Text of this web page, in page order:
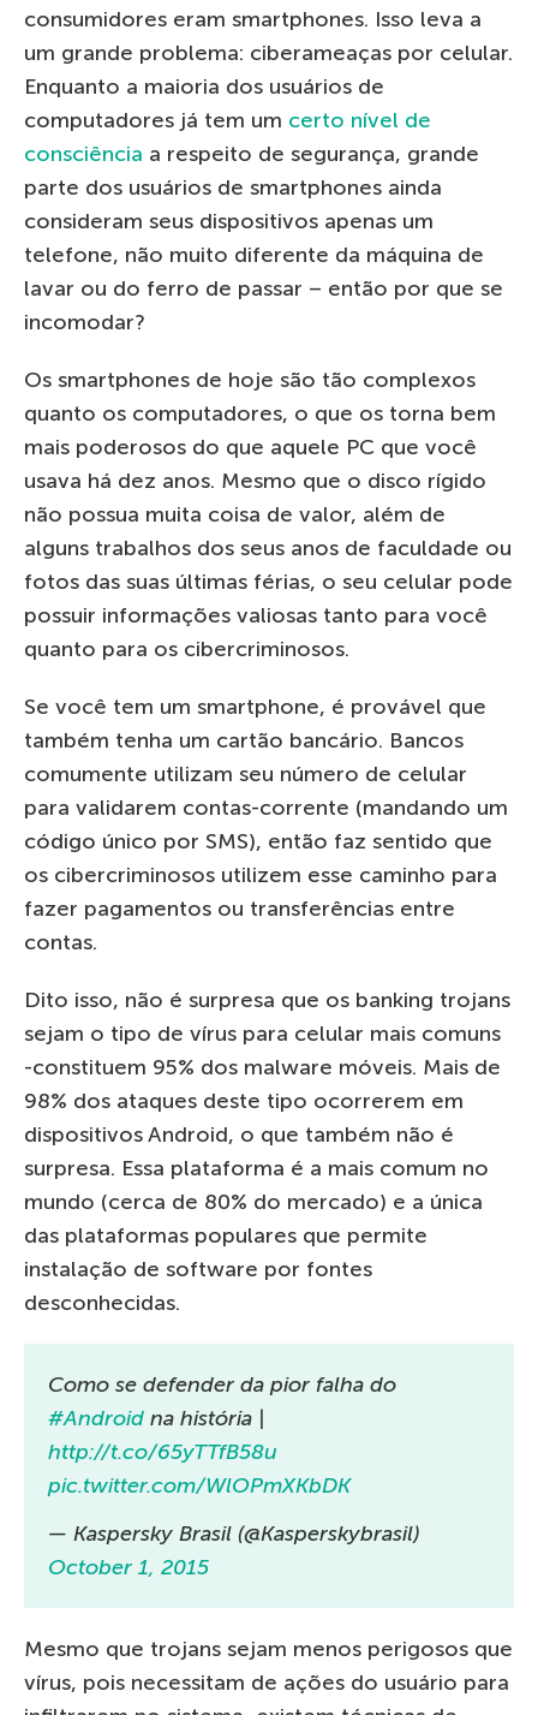
consumidores eram smartphones. Isso leva a
um grande problema: ciberameaças por celular.
Enquanto a maioria dos usuários de
computadores já tem um certo nível de
consciência a respeito de segurança, grande
parte dos usuários de smartphones ainda
consideram seus dispositivos apenas um
telefone, não muito diferente da máquina de
lavar ou do ferro de passar – então por que se
incomodar?
Os smartphones de hoje são tão complexos
quanto os computadores, o que os torna bem
mais poderosos do que aquele PC que você
usava há dez anos. Mesmo que o disco rígido
não possua muita coisa de valor, além de
alguns trabalhos dos seus anos de faculdade ou
fotos das suas últimas férias, o seu celular pode
possuir informações valiosas tanto para você
quanto para os cibercriminosos.
Se você tem um smartphone, é provável que
também tenha um cartão bancário. Bancos
comumente utilizam seu número de celular
para validarem contas-corrente (mandando um
código único por SMS), então faz sentido que
os cibercriminosos utilizem esse caminho para
fazer pagamentos ou transferências entre
contas.
Dito isso, não é surpresa que os banking trojans
sejam o tipo de vírus para celular mais comuns
-constituem 95% dos malware móveis. Mais de
98% dos ataques deste tipo ocorrerem em
dispositivos Android, o que também não é
surpresa. Essa plataforma é a mais comum no
mundo (cerca de 80% do mercado) e a única
das plataformas populares que permite
instalação de software por fontes
desconhecidas.
Como se defender da pior falha do
#Android na história |
http://t.co/65yTTfB58u
pic.twitter.com/WlOPmXKbDK
— Kaspersky Brasil (@Kasperskybrasil)
October 1, 2015
Mesmo que trojans sejam menos perigosos que
vírus, pois necessitam de ações do usuário para